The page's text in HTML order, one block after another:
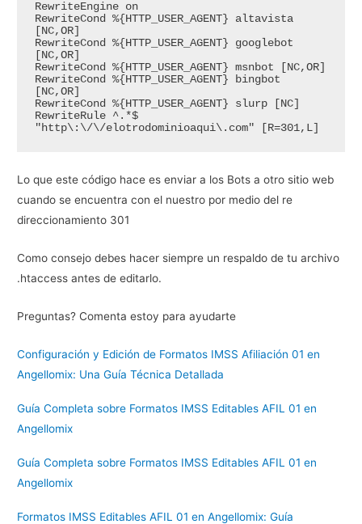
RewriteEngine on
RewriteCond %{HTTP_USER_AGENT} altavista
[NC,OR]
RewriteCond %{HTTP_USER_AGENT} googlebot
[NC,OR]
RewriteCond %{HTTP_USER_AGENT} msnbot [NC,OR]
RewriteCond %{HTTP_USER_AGENT} bingbot
[NC,OR]
RewriteCond %{HTTP_USER_AGENT} slurp [NC]
RewriteRule ^.*$
"http\:\/\/elotrodominioaqui\.com" [R=301,L]
Lo que este código hace es enviar a los Bots a otro sitio web
cuando se encuentra con el nuestro por medio del re
direccionamiento 301
Como consejo debes hacer siempre un respaldo de tu archivo
.htaccess antes de editarlo.
Preguntas? Comenta estoy para ayudarte
Configuración y Edición de Formatos IMSS Afiliación 01 en
Angellomix: Una Guía Técnica Detallada
Guía Completa sobre Formatos IMSS Editables AFIL 01 en
Angellomix
Guía Completa sobre Formatos IMSS Editables AFIL 01 en
Angellomix
Formatos IMSS Editables AFIL 01 en Angellomix: Guía